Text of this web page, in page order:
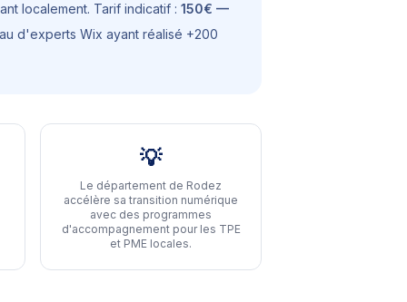
localement. Tarif indicatif : 150€ —
d'experts Wix ayant réalisé +200
💡
Le département de Rodez
accélère sa transition numérique
avec des programmes
d'accompagnement pour les TPE
et PME locales.